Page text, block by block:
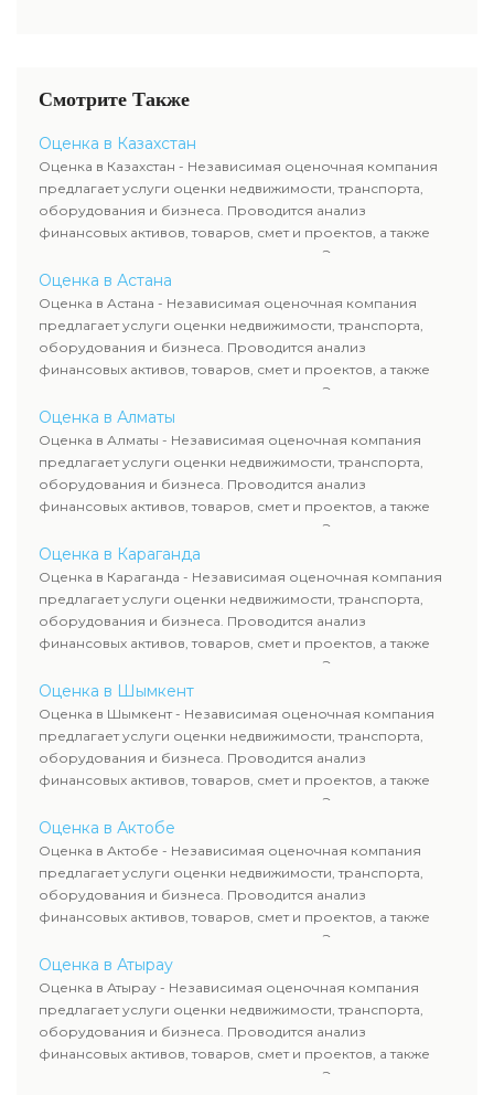
Смотрите Также
Оценка в Казахстан
Оценка в Казахстан - Независимая оценочная компания
предлагает услуги оценки недвижимости, транспорта,
оборудования и бизнеса. Проводится анализ
финансовых активов, товаров, смет и проектов, а также
оценка животных и недропользования. Эксперты
определяют рыночную стоимость имущества и
рассчитывают ущерб. Все отчеты соответствуют
требованиям законодательства и используются для
сделок, кредитования и судебных процессов.
Оценка в Астана
Оценка в Астана - Независимая оценочная компания
предлагает услуги оценки недвижимости, транспорта,
оборудования и бизнеса. Проводится анализ
финансовых активов, товаров, смет и проектов, а также
оценка животных и недропользования. Эксперты
определяют рыночную стоимость имущества и
рассчитывают ущерб. Все отчеты соответствуют
требованиям законодательства и используются для
сделок, кредитования и судебных процессов.
Оценка в Алматы
Оценка в Алматы - Независимая оценочная компания
предлагает услуги оценки недвижимости, транспорта,
оборудования и бизнеса. Проводится анализ
финансовых активов, товаров, смет и проектов, а также
оценка животных и недропользования. Эксперты
определяют рыночную стоимость имущества и
рассчитывают ущерб. Все отчеты соответствуют
требованиям законодательства и используются для
сделок, кредитования и судебных процессов.
Оценка в Караганда
Оценка в Караганда - Независимая оценочная компания
предлагает услуги оценки недвижимости, транспорта,
оборудования и бизнеса. Проводится анализ
финансовых активов, товаров, смет и проектов, а также
оценка животных и недропользования. Эксперты
определяют рыночную стоимость имущества и
рассчитывают ущерб. Все отчеты соответствуют
требованиям законодательства и используются для
сделок, кредитования и судебных процессов.
Оценка в Шымкент
Оценка в Шымкент - Независимая оценочная компания
предлагает услуги оценки недвижимости, транспорта,
оборудования и бизнеса. Проводится анализ
финансовых активов, товаров, смет и проектов, а также
оценка животных и недропользования. Эксперты
определяют рыночную стоимость имущества и
рассчитывают ущерб. Все отчеты соответствуют
требованиям законодательства и используются для
сделок, кредитования и судебных процессов.
Оценка в Актобе
Оценка в Актобе - Независимая оценочная компания
предлагает услуги оценки недвижимости, транспорта,
оборудования и бизнеса. Проводится анализ
финансовых активов, товаров, смет и проектов, а также
оценка животных и недропользования. Эксперты
определяют рыночную стоимость имущества и
рассчитывают ущерб. Все отчеты соответствуют
требованиям законодательства и используются для
сделок, кредитования и судебных процессов.
Оценка в Атырау
Оценка в Атырау - Независимая оценочная компания
предлагает услуги оценки недвижимости, транспорта,
оборудования и бизнеса. Проводится анализ
финансовых активов, товаров, смет и проектов, а также
оценка животных и недропользования. Эксперты